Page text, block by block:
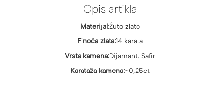
Opis artikla
Materijal:Žuto zlato
Finoća zlata:14 karata
Vrsta kamena:Dijamant, Safir
Karataža kamena:~0,25ct